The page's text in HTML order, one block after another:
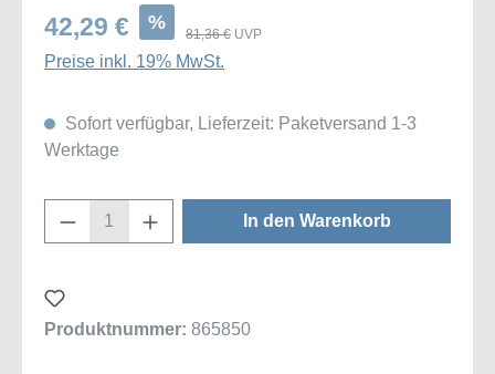
42,29 € %
81,36 € UVP
Preise inkl. 19% MwSt.
Sofort verfügbar, Lieferzeit: Paketversand 1-3
Werktage
Produkt Anzahl: Gib den gewünschten
In den Warenkorb
Produktnummer: 865850